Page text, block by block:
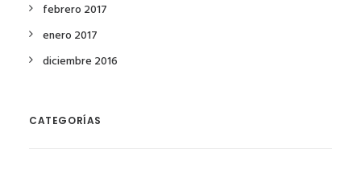
febrero 2017
enero 2017
diciembre 2016
CATEGORÍAS